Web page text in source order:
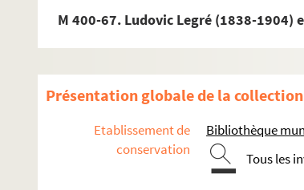
M 400-67. Ludovic Legré (1838-1904)
Présentation globale de la collection
Etablissement de
conservation
Bibliothèque
Tous les